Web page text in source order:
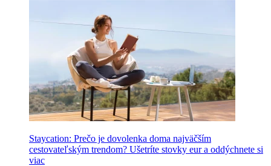
Staycation: Prečo je dovolenka doma najväčším
cestovateľským trendom? Ušetríte stovky eur a oddýchnete si
viac